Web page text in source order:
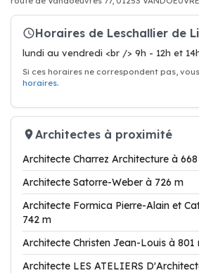
Horaires de Leschallier de
lundi au vendredi <br /> 9h - 12h et
Si ces horaires ne correspondent pas,
horaires.
Architectes à proximité
Architecte Charrez Architecture à
Architecte Satorre-Weber à 726 m
Architecte Formica Pierre-Alain et
742 m
Architecte Christen Jean-Louis à 801
Architecte LES ATELIERS